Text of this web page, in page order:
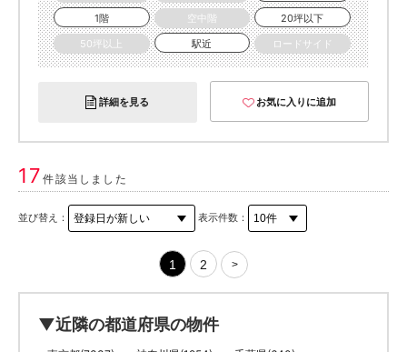
1階
空中階
20坪以下
50坪以上
駅近 ロードサイド
詳細を見る お気に入りに追加
17件該当しました
並び替え： 表示件数：
1 2 >
▼近隣の都道府県の物件